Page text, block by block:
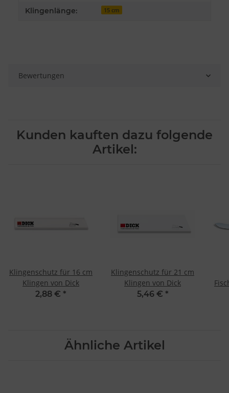
Klingenlänge: 15 cm
Bewertungen
Kunden kauften dazu folgende
Artikel:
Klingenschutz für 16 cm
Klingen von Dick
2,88 € *
Klingenschutz für 21 cm
Klingen von Dick
5,46 € *
Ähnliche Artikel
Endgeräteeigenschaften zur Identifikation aktiv abfragen